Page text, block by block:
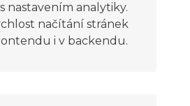
nastavením analytiky.
načítání stránek
i v backendu.